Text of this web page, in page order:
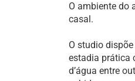
O ambiente do
casal.
O studio
estadia prática
d’água entre